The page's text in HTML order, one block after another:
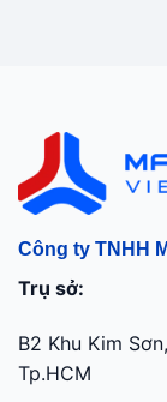
Công ty TNHH
Trụ sở:
B2 Khu Kim
Tp.HCM